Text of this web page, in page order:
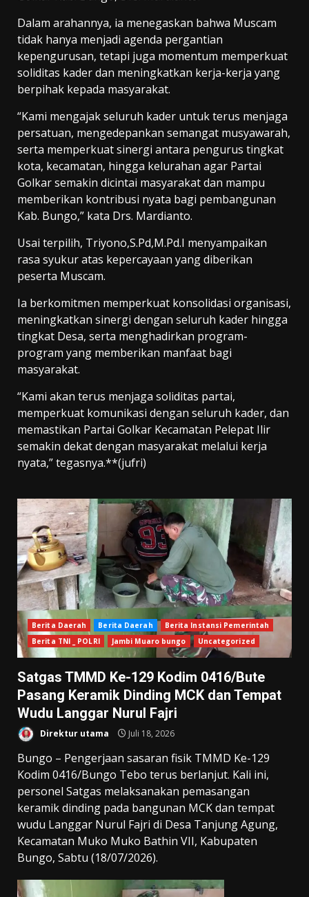
Dalam arahannya, ia menegaskan bahwa Muscam
tidak hanya menjadi agenda pergantian
kepengurusan, tetapi juga momentum memperkuat
soliditas kader dan meningkatkan kerja-kerja yang
berpihak kepada masyarakat.
“Kami mengajak seluruh kader untuk terus menjaga
persatuan, mengedepankan semangat musyawarah,
serta memperkuat sinergi antara pengurus tingkat
kota, kecamatan, hingga kelurahan agar Partai
Golkar semakin dicintai masyarakat dan mampu
memberikan kontribusi nyata bagi pembangunan
Kab. Bungo,” kata Drs. Mardianto.
Usai terpilih, Triyono,S.Pd,M.Pd.I menyampaikan
rasa syukur atas kepercayaan yang diberikan
peserta Muscam.
Ia berkomitmen memperkuat konsolidasi organisasi,
meningkatkan sinergi dengan seluruh kader hingga
tingkat Desa, serta menghadirkan program-
program yang memberikan manfaat bagi
masyarakat.
“Kami akan terus menjaga soliditas partai,
memperkuat komunikasi dengan seluruh kader, dan
memastikan Partai Golkar Kecamatan Pelepat Ilir
semakin dekat dengan masyarakat melalui kerja
nyata,” tegasnya.**(jufri)
Berita Daerah Berita Daerah
Berita Instansi Pemerintah
Berita TNI _ POLRI
Jambi Muaro bungo Uncategorized
Satgas TMMD Ke-129 Kodim 0416/Bute
Pasang Keramik Dinding MCK dan Tempat
Wudu Langgar Nurul Fajri
Direktur utama Juli 18, 2026
Bungo – Pengerjaan sasaran fisik TMMD Ke-129
Kodim 0416/Bungo Tebo terus berlanjut. Kali ini,
personel Satgas melaksanakan pemasangan
keramik dinding pada bangunan MCK dan tempat
wudu Langgar Nurul Fajri di Desa Tanjung Agung,
Kecamatan Muko Muko Bathin VII, Kabupaten
Bungo, Sabtu (18/07/2026).